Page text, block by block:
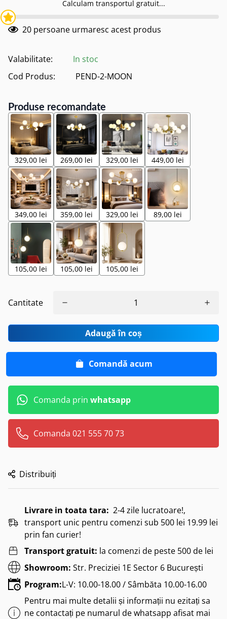
Calculam transportul gratuit...
20 persoane urmaresc acest produs
Valabilitate:
In stoc
Cod Produs:
PEND-2-MOON
Produse recomandate
329,00 lei 269,00 lei 329,00 lei 449,00 lei
349,00 lei 359,00 lei 329,00 lei 89,00 lei
105,00 lei 105,00 lei 105,00 lei
Cantitate
Adaugă în coș
Comandă acum
Comanda prin whatsapp
Comanda 021 555 70 73
Distribuiți
Livrare in toata tara: 2-4 zile lucratoare!,
transport unic pentru comenzi sub 500 lei 19.99 lei
prin fan curier!
Transport gratuit: la comenzi de peste 500 de lei
Showroom: Str. Preciziei 1E Sector 6 București
Program:L-V: 10.00-18.00 / Sâmbăta 10.00-16.00
Pentru mai multe detalii și informații nu ezitați sa
ne contactați pe numarul de whatsapp afisat mai